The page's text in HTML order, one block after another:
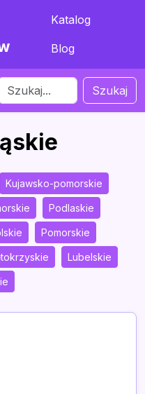
Katalog
Blog
Szukaj
Kujawsko-pomorskie
Podlaskie
Pomorskie
Lubelskie